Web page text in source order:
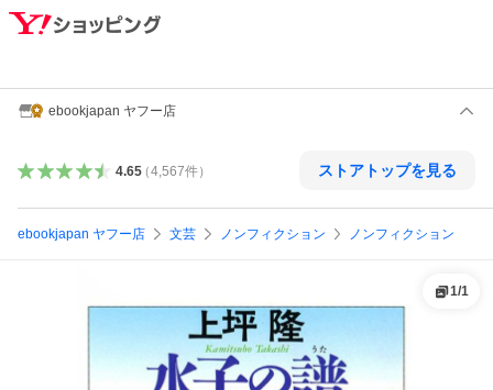
ebookjapan ヤフー店
4.65（4,567件） ストアトップを見る
ebookjapan ヤフー店 文芸 ノンフィクション ノンフィクション
1/1